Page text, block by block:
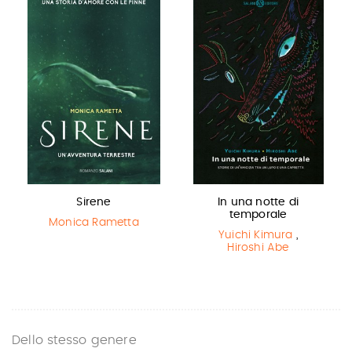
Sirene
Monica Rametta
In una notte di
temporale
Yuichi Kimura ,
Hiroshi Abe
Dello stesso genere